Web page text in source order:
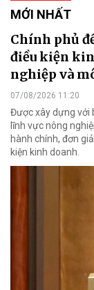
MỚI NHẤT
Chính phủ
điều kiện
nghiệp và
07/08/2026 11:20
Được xây dựng với
lĩnh vực nông
hành chính, đơn
kiện kinh doanh.